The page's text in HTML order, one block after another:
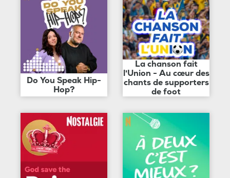
Do You Speak Hip-
Hop?
La chanson fait
l'Union - Au cœur des
chants de supporters
de foot